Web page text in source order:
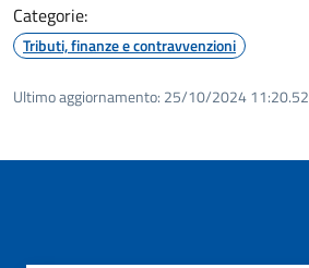
Categorie:
Tributi, finanze e contravvenzioni
Ultimo aggiornamento: 25/10/2024 11:20.52